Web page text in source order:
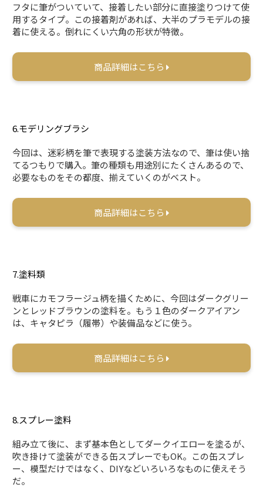
フタに筆がついていて、接着したい部分に直接塗りつけて使
用するタイプ。この接着剤があれば、大半のプラモデルの接
着に使える。倒れにくい六角の形状が特徴。
商品詳細はこちら
6.モデリングブラシ
今回は、迷彩柄を筆で表現する塗装方法なので、筆は使い捨
てるつもりで購入。筆の種類も用途別にたくさんあるので、
必要なものをその都度、揃えていくのがベスト。
商品詳細はこちら
7.塗料類
戦車にカモフラージュ柄を描くために、今回はダークグリー
ンとレッドブラウンの塗料を。もう１色のダークアイアン
は、キャタピラ（履帯）や装備品などに使う。
商品詳細はこちら
8.スプレー塗料
組み立て後に、まず基本色としてダークイエローを塗るが、
吹き掛けて塗装ができる缶スプレーでもOK。この缶スプレ
ー、模型だけではなく、DIYなどいろいろなものに使えそう
だ。